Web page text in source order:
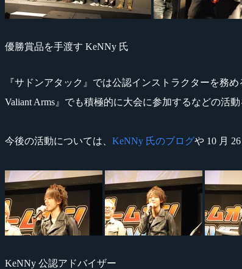
優勝賞品を手渡す KeNNy 氏
『サドンアタック』では公認インストラクターを務
Valiant Arms』でも積極的に大会に参加するなどの活
今後の活動については、 KeNNy 氏のブログや 10 月
KeNNy 公認アドバイザー